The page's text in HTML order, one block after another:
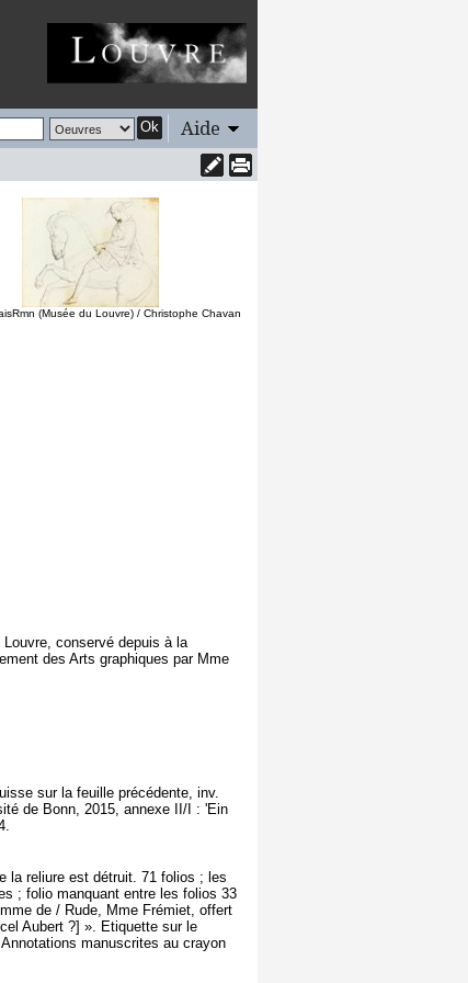
Ok Aide
(Musée du Louvre) / Christophe Chavan
conservé depuis à la
des Arts graphiques par Mme
sur la feuille précédente, inv.
de Bonn, 2015, annexe II/I : 'Ein
la reliure est détruit. 71 folios ; les
; folio manquant entre les folios 33
de / Rude, Mme Frémiet, offert
Aubert ?] ». Etiquette sur le
manuscrites au crayon